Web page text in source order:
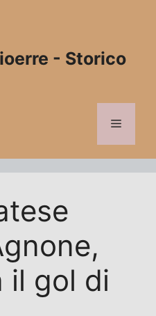
- Storico
Menu
il gol di